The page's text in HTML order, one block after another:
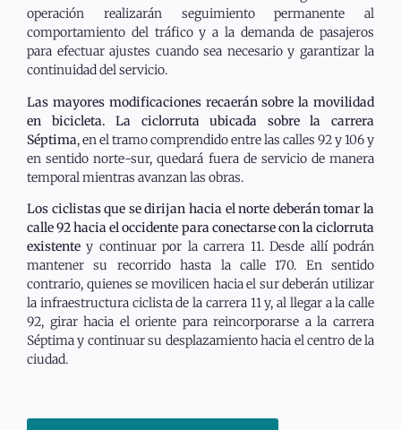
operación realizarán seguimiento permanente al
comportamiento del tráfico y a la demanda de pasajeros
para efectuar ajustes cuando sea necesario y garantizar la
continuidad del servicio.
Las mayores modificaciones recaerán sobre la movilidad
en bicicleta. La ciclorruta ubicada sobre la carrera
Séptima, en el tramo comprendido entre las calles 92 y 106 y
en sentido norte-sur, quedará fuera de servicio de manera
temporal mientras avanzan las obras.
Los ciclistas que se dirijan hacia el norte deberán tomar la
calle 92 hacia el occidente para conectarse con la ciclorruta
existente y continuar por la carrera 11. Desde allí podrán
mantener su recorrido hasta la calle 170. En sentido
contrario, quienes se movilicen hacia el sur deberán utilizar
la infraestructura ciclista de la carrera 11 y, al llegar a la calle
92, girar hacia el oriente para reincorporarse a la carrera
Séptima y continuar su desplazamiento hacia el centro de la
ciudad.